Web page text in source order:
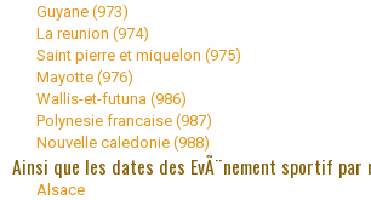
Guyane (973)
La reunion (974)
Saint pierre et miquelon (975)
Mayotte (976)
Wallis-et-futuna (986)
Polynesie francaise (987)
Nouvelle caledonie (988)
Ainsi que les dates des EvÃ¨nement sportif par
Alsace